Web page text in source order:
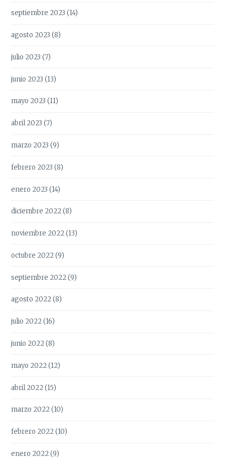
septiembre 2023 (14)
agosto 2023 (8)
julio 2023 (7)
junio 2023 (13)
mayo 2023 (11)
abril 2023 (7)
marzo 2023 (9)
febrero 2023 (8)
enero 2023 (14)
diciembre 2022(8)
noviembre 2022(13)
octubre 2022(9)
septiembre 2022(9)
agosto 2022(8)
julio 2022(16)
junio 2022(8)
mayo 2022(12)
abril 2022(15)
marzo 2022(10)
febrero 2022(10)
enero 2022(9)